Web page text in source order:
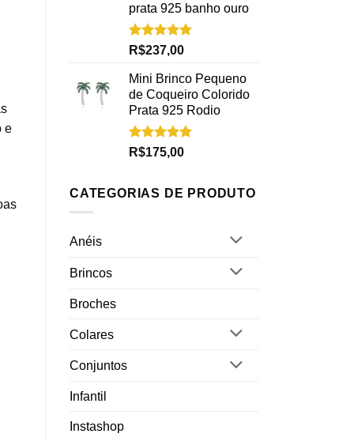
e
prata 925 banho ouro
Avaliação
5.00
de 5
R$237,00
Mini Brinco Pequeno
de Coqueiro Colorido
Prata 925 Rodio
Avaliação
5.00
de 5
R$175,00
CATEGORIAS DE PRODUTO
Anéis
Brincos
Broches
Colares
Conjuntos
Infantil
Instashop